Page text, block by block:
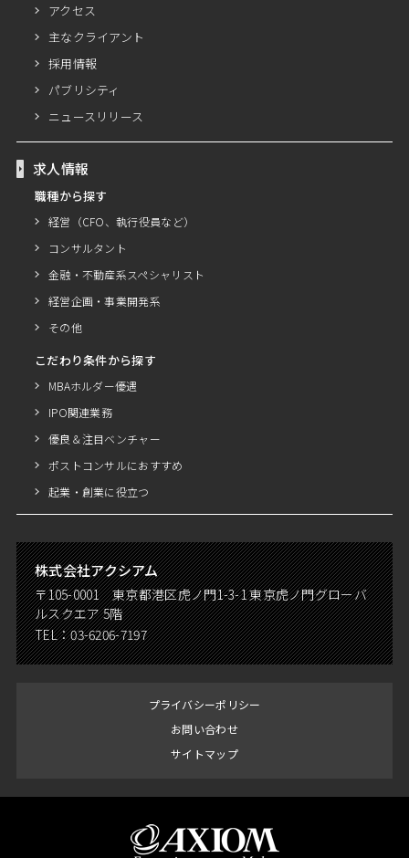
アクセス
主なクライアント
採用情報
パブリシティ
ニュースリリース
求人情報
職種から探す
経営（CFO、執行役員など）
コンサルタント
金融・不動産系スペシャリスト
経営企画・事業開発系
その他
こだわり条件から探す
MBAホルダー優遇
IPO関連業務
優良＆注目ベンチャー
ポストコンサルにおすすめ
起業・創業に役立つ
株式会社アクシアム
〒105-0001 東京都港区虎ノ門1-3-1 東京虎ノ門グローバ
ルスクエア 5階
TEL：03-6206-7197
プライバシーポリシー
お問い合わせ
サイトマップ